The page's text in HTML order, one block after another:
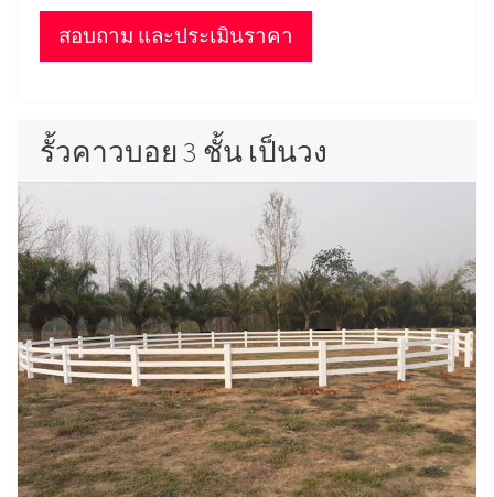
สอบถาม และประเมินราคา
รั้วคาวบอย 3 ชั้น เป็นวง